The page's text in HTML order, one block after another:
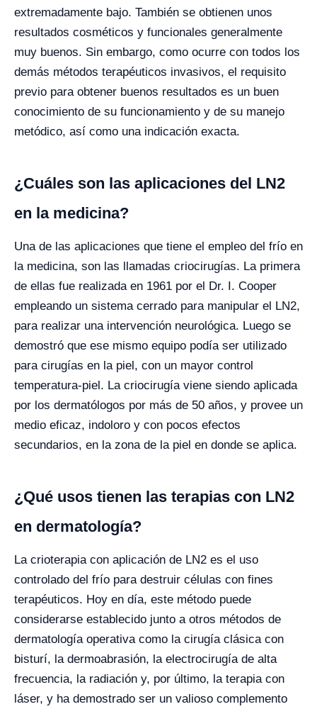
extremadamente bajo. También se obtienen unos
resultados cosméticos y funcionales generalmente
muy buenos. Sin embargo, como ocurre con todos los
demás métodos terapéuticos invasivos, el requisito
previo para obtener buenos resultados es un buen
conocimiento de su funcionamiento y de su manejo
metódico, así como una indicación exacta.
¿Cuáles son las aplicaciones del LN2
en la medicina?
Una de las aplicaciones que tiene el empleo del frío en
la medicina, son las llamadas criocirugías. La primera
de ellas fue realizada en 1961 por el Dr. I. Cooper
empleando un sistema cerrado para manipular el LN2,
para realizar una intervención neurológica. Luego se
demostró que ese mismo equipo podía ser utilizado
para cirugías en la piel, con un mayor control
temperatura-piel. La criocirugía viene siendo aplicada
por los dermatólogos por más de 50 años, y provee un
medio eficaz, indoloro y con pocos efectos
secundarios, en la zona de la piel en donde se aplica.
¿Qué usos tienen las terapias con LN2
en dermatología?
La crioterapia con aplicación de LN2 es el uso
controlado del frío para destruir células con fines
terapéuticos. Hoy en día, este método puede
considerarse establecido junto a otros métodos de
dermatología operativa como la cirugía clásica con
bisturí, la dermoabrasión, la electrocirugía de alta
frecuencia, la radiación y, por último, la terapia con
láser, y ha demostrado ser un valioso complemento